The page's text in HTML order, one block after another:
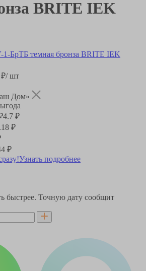
BRITE IEK
₽/ шт
Дом»
4.7 ₽
₽
₽
Узнать подробнее
быстрее. Точную дату сообщит